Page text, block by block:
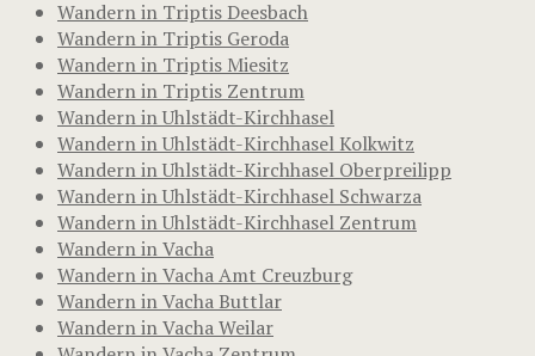
Wandern in Triptis Deesbach
Wandern in Triptis Geroda
Wandern in Triptis Miesitz
Wandern in Triptis Zentrum
Wandern in Uhlstädt-Kirchhasel
Wandern in Uhlstädt-Kirchhasel Kolkwitz
Wandern in Uhlstädt-Kirchhasel Oberpreilipp
Wandern in Uhlstädt-Kirchhasel Schwarza
Wandern in Uhlstädt-Kirchhasel Zentrum
Wandern in Vacha
Wandern in Vacha Amt Creuzburg
Wandern in Vacha Buttlar
Wandern in Vacha Weilar